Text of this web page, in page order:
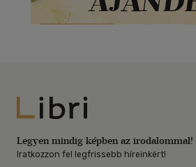
Libri
Legyen mindig képben az irodalommal!
Iratkozzon fel legfrissebb híreinkért!